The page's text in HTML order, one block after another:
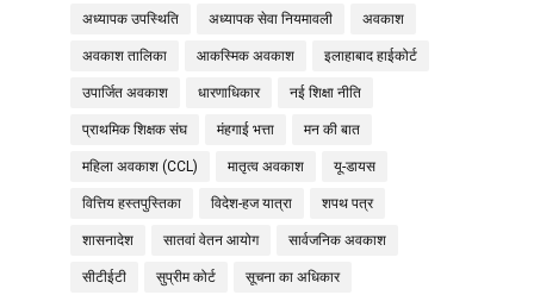
अध्यापक उपस्थिति अध्यापक सेवा नियमावली अवकाश
अवकाश तालिका आकस्मिक अवकाश इलाहाबाद हाईकोर्ट
उपार्जित अवकाश धारणाधिकार नई शिक्षा नीति
प्राथमिक शिक्षक संघ मंहगाई भत्ता मन की बात
महिला अवकाश (CCL) मातृत्व अवकाश यू-डायस
वित्तिय हस्तपुस्तिका विदेश-हज यात्रा शपथ पत्र
शासनादेश सातवां वेतन आयोग सार्वजनिक अवकाश
सीटीईटी सुप्रीम कोर्ट सूचना का अधिकार